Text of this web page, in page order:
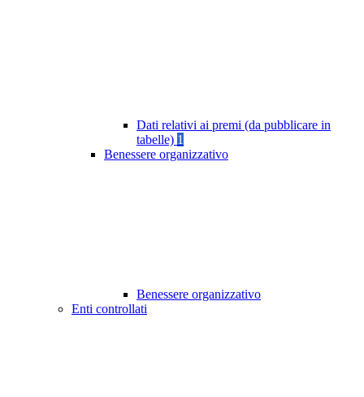
Dati relativi ai premi (da pubblicare in
tabelle) 1
Benessere organizzativo
Benessere organizzativo
Enti controllati